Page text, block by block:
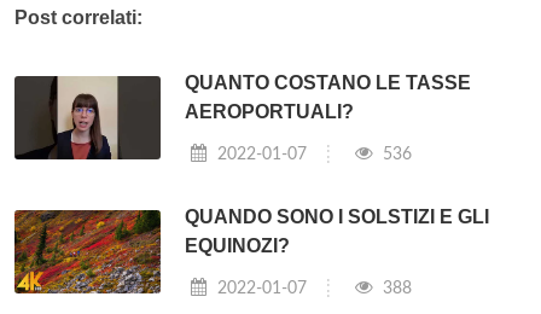
Post correlati:
QUANTO COSTANO LE TASSE
AEROPORTUALI?
2022-01-07 536
QUANDO SONO I SOLSTIZI E GLI
EQUINOZI?
2022-01-07 388